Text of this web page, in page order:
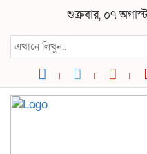
শুক্রবার, ০৭